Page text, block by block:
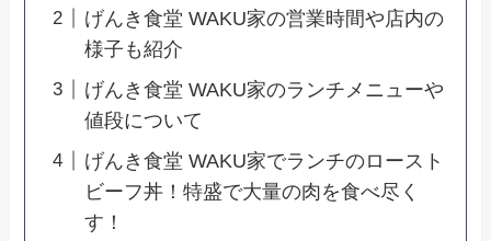
げんき食堂 WAKU家の営業時間や店内の
様子も紹介
げんき食堂 WAKU家のランチメニューや
値段について
げんき食堂 WAKU家でランチのロースト
ビーフ丼！特盛で大量の肉を食べ尽く
す！